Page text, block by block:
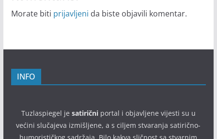
Morate biti prijavljeni da biste objavili komentar.
INFO
Tuzlaspiegel je satiričniportal i objavljene vijesti su u
većini slučajeva izmišljene, a s ciljem stvaranja satirično-